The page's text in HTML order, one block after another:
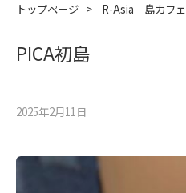
トップページ > R-Asia 島カフェ
PICA初島
2025年2月11⽇